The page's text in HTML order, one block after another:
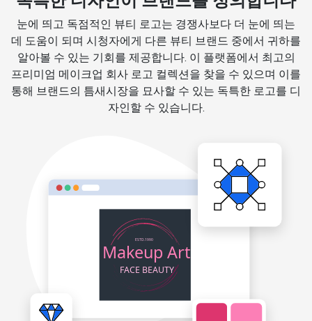
눈에 띄고 독점적인 뷰티 로고는 경쟁사보다 더 눈에 띄는
데 도움이 되며 시청자에게 다른 뷰티 브랜드 중에서 귀하를
알아볼 수 있는 기회를 제공합니다. 이 플랫폼에서 최고의
프리미엄 메이크업 회사 로고 컬렉션을 찾을 수 있으며 이를
통해 브랜드의 틈새시장을 묘사할 수 있는 독특한 로고를 디
자인할 수 있습니다.